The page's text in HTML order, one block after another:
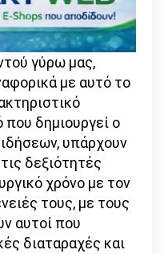
γύρω μας,
με αυτό το
που δημιουργεί ο
υπάρχουν
δεξιότητές
χρόνο με τον
τους, με τους
αυτοί που
διαταραχές και